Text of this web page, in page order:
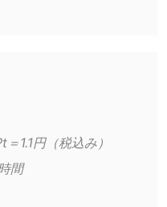
1.1円（税込み）
間